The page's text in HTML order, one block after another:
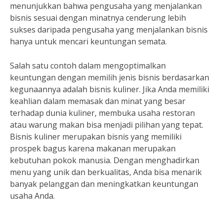
menunjukkan bahwa pengusaha yang menjalankan
bisnis sesuai dengan minatnya cenderung lebih
sukses daripada pengusaha yang menjalankan bisnis
hanya untuk mencari keuntungan semata.
Salah satu contoh dalam mengoptimalkan
keuntungan dengan memilih jenis bisnis berdasarkan
kegunaannya adalah bisnis kuliner. Jika Anda memiliki
keahlian dalam memasak dan minat yang besar
terhadap dunia kuliner, membuka usaha restoran
atau warung makan bisa menjadi pilihan yang tepat.
Bisnis kuliner merupakan bisnis yang memiliki
prospek bagus karena makanan merupakan
kebutuhan pokok manusia. Dengan menghadirkan
menu yang unik dan berkualitas, Anda bisa menarik
banyak pelanggan dan meningkatkan keuntungan
usaha Anda.